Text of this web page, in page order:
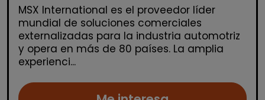
MSX International es el proveedor líder
mundial de soluciones comerciales
externalizadas para la industria automotriz
y opera en más de 80 países. La amplia
experienci...